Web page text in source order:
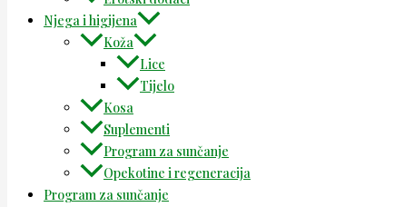
Njega i higijena
Koža
Lice
Tijelo
Kosa
Suplementi
Program za sunčanje
Opekotine i regeneracija
Program za sunčanje